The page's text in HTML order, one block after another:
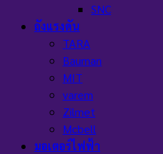
SNC
ถังแรงดัน
TARA
Bauman
MIT
varem
Zilmet
Mcbell
มอเตอร์ไฟฟ้า